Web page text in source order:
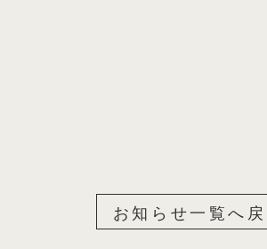
お知らせ一覧へ戻